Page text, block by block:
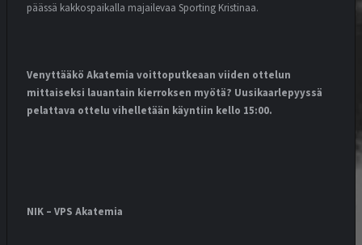
päässä kakkospaikalla majailevaa Sporting Kristinaa.
Venyttääkö Akatemia voittoputkeaan viiden ottelun
mittaiseksi lauantain kierroksen myötä? Uusikaarlepyyssä
pelattava ottelu vihelletään käyntiin kello 15:00.
NIK – VPS Akatemia